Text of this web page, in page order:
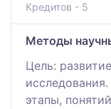
Кредитов - 5
Методы
Цель:
этапы,